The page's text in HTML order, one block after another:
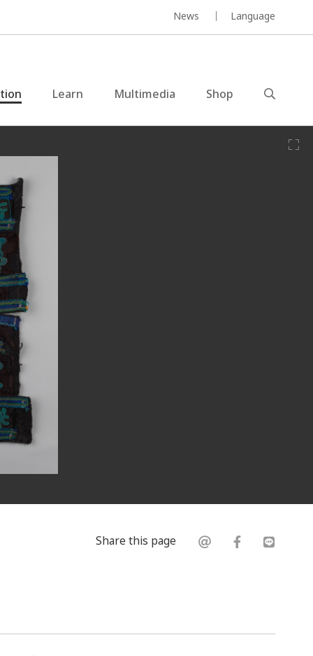
News Language
Learn Multimedia Shop
Share this page